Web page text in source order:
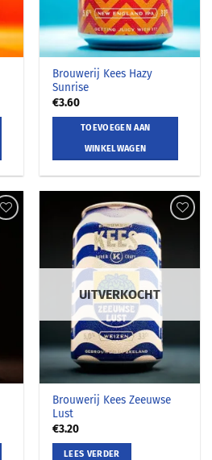
Brouwerij Kees Hazy
Sunrise
€3.60
TOEVOEGEN AAN
WINKELWAGEN
UITVERKOCHT
Brouwerij Kees Zeeuwse
Lust
€3.20
LEES VERDER